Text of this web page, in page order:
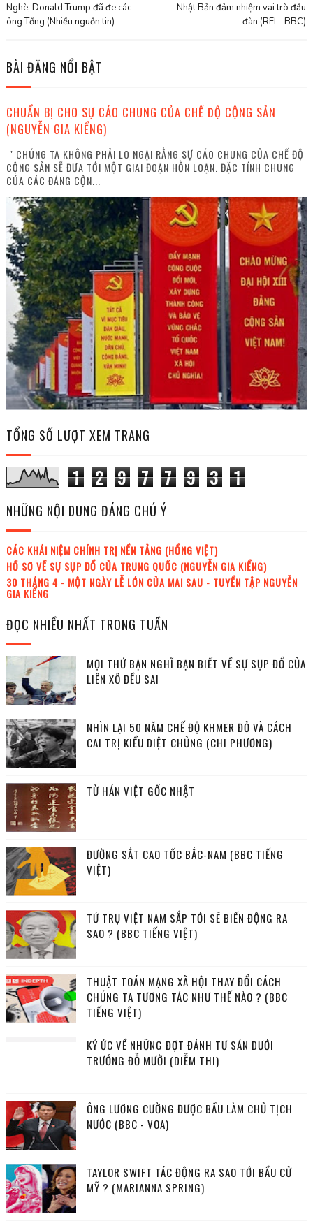
Nhật Bản đảm nhiệm vai trò đầu
đàn (RFI - BBC)
Nghè, Donald Trump đã đe các
ông Tổng (Nhiều nguồn tin)
BÀI ĐĂNG NỔI BẬT
CHUẨN BỊ CHO SỰ CÁO CHUNG CỦA CHẾ ĐỘ CỘNG SẢN
(NGUYỄN GIA KIỂNG)
" CHÚNG TA KHÔNG PHẢI LO NGẠI RẰNG SỰ CÁO CHUNG CỦA CHẾ ĐỘ
CỘNG SẢN SẼ ĐƯA TỚI MỘT GIAI ĐOẠN HỖN LOẠN. ĐẶC TÍNH CHUNG
CỦA CÁC ĐẢNG CỘN...
TỔNG SỐ LƯỢT XEM TRANG
1 2 9 7 7 9 3 1
NHỮNG NỘI DUNG ĐÁNG CHÚ Ý
CÁC KHÁI NIỆM CHÍNH TRỊ NỀN TẢNG (HỒNG VIỆT)
HỒ SƠ VỀ SỰ SỤP ĐỔ CỦA TRUNG QUỐC (NGUYỄN GIA KIỂNG)
30 THÁNG 4 - MỘT NGÀY LỄ LỚN CỦA MAI SAU - TUYỂN TẬP NGUYỄN
GIA KIỂNG
ĐỌC NHIỀU NHẤT TRONG TUẦN
MỌI THỨ BẠN NGHĨ BẠN BIẾT VỀ SỰ SỤP ĐỔ CỦA
LIÊN XÔ ĐỀU SAI
NHÌN LẠI 50 NĂM CHẾ ĐỘ KHMER ĐỎ VÀ CÁCH
CAI TRỊ KIỂU DIỆT CHỦNG (CHI PHƯƠNG)
TỪ HÁN VIỆT GỐC NHẬT
ĐƯỜNG SẮT CAO TỐC BẮC-NAM (BBC TIẾNG
VIỆT)
TỨ TRỤ VIỆT NAM SẮP TỚI SẼ BIẾN ĐỘNG RA
SAO ? (BBC TIẾNG VIỆT)
THUẬT TOÁN MẠNG XÃ HỘI THAY ĐỔI CÁCH
CHÚNG TA TƯƠNG TÁC NHƯ THẾ NÀO ? (BBC
TIẾNG VIỆT)
KÝ ỨC VỀ NHỮNG ĐỢT ĐÁNH TƯ SẢN DƯỚI
TRƯỚNG ĐỖ MƯỜI (DIỄM THI)
ÔNG LƯƠNG CƯỜNG ĐƯỢC BẦU LÀM CHỦ TỊCH
NƯỚC (BBC - VOA)
TAYLOR SWIFT TÁC ĐỘNG RA SAO TỚI BẦU CỬ
MỸ ? (MARIANNA SPRING)